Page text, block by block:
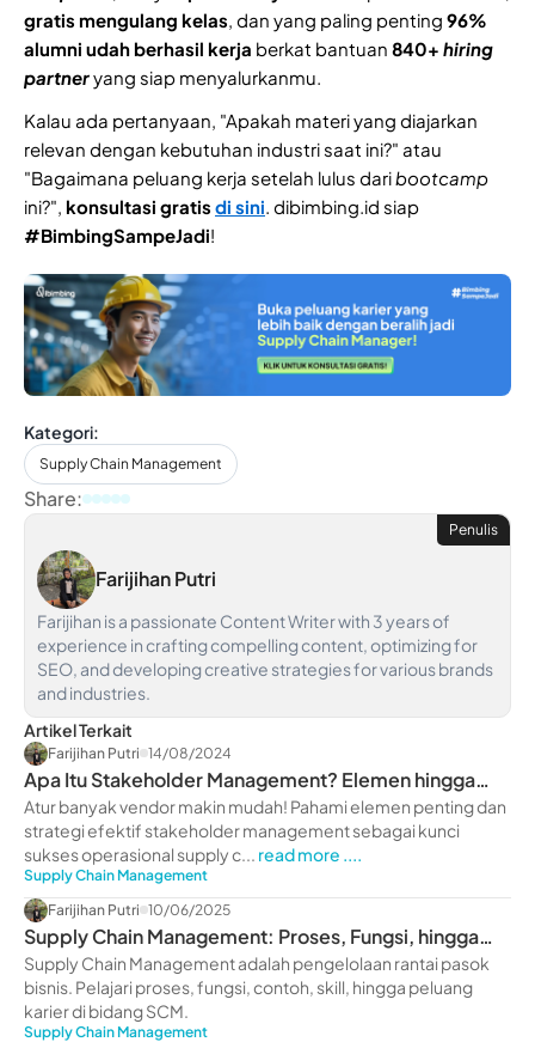
gratis mengulang kelas, dan yang paling penting 96%
alumni udah berhasil kerja berkat bantuan 840+ hiring
partneryang siap menyalurkanmu.
Kalau ada pertanyaan, "Apakah materi yang diajarkan
relevan dengan kebutuhan industri saat ini?" atau
"Bagaimana peluang kerja setelah lulus daribootcamp
ini?", konsultasi gratis di sini. dibimbing.id siap
#BimbingSampeJadi!
Kategori:
Supply Chain Management
Share:
Penulis
Farijihan Putri
Farijihan is a passionate Content Writer with 3 years of
experience in crafting compelling content, optimizing for
SEO, and developing creative strategies for various brands
and industries.
Artikel Terkait
Farijihan Putri 14/08/2024
Apa Itu Stakeholder Management? Elemen hingga
Strategi Efektif
Atur banyak vendor makin mudah! Pahami elemen penting dan
strategi efektif stakeholder management sebagai kunci
sukses operasional supply c... read more ....
Supply Chain Management
Farijihan Putri 10/06/2025
Supply Chain Management: Proses, Fungsi, hingga
Contohnya
Supply Chain Management adalah pengelolaan rantai pasok
bisnis. Pelajari proses, fungsi, contoh, skill, hingga peluang
karier di bidang SCM.
Supply Chain Management